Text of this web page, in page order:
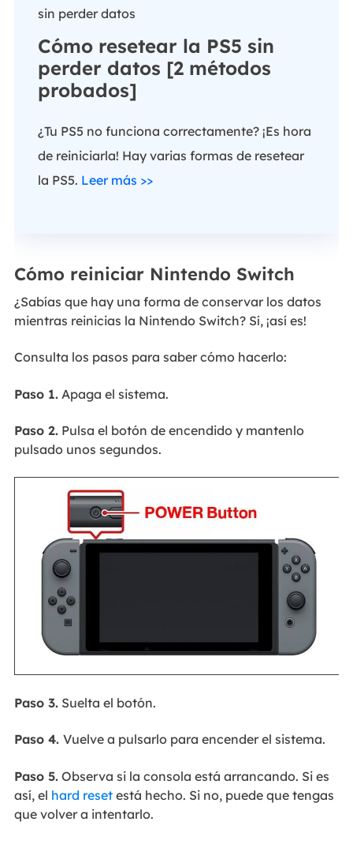
Cómo resetear la PS5 sin
perder datos [2 métodos
probados]
¿Tu PS5 no funciona correctamente? ¡Es hora
de reiniciarla! Hay varias formas de resetear
la PS5. Leer más >>
Cómo reiniciar Nintendo Switch
¿Sabías que hay una forma de conservar los datos
mientras reinicias la Nintendo Switch? Sí, ¡así es!
Consulta los pasos para saber cómo hacerlo:
Paso 1.Apaga el sistema.
Paso 2.Pulsa el botón de encendido y mantenlo
pulsado unos segundos.
Paso 3.Suelta el botón.
Paso 4. Vuelve a pulsarlo para encender el sistema.
Paso 5.Observa si la consola está arrancando. Si es
así, el hard resetestá hecho. Si no, puede que tengas
que volver a intentarlo.